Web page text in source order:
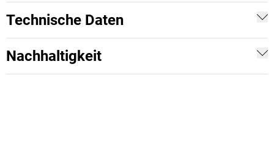
Technische Daten
Nachhaltigkeit